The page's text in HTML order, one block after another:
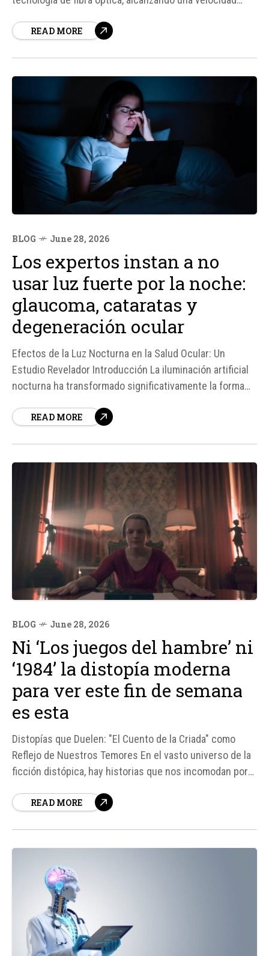
prueba de campo realizada por un equipo compuesto
READ MORE
BLOG June 28, 2026
Los expertos instan a no
usar luz fuerte por la noche:
glaucoma, cataratas y
degeneración ocular
Efectos de la Luz Nocturna en la Salud Ocular: Un
Estudio Revelador Introducción La iluminación artificial
nocturna ha transformado significativamente la forma
van más allá de la mera visión. Un estudio publicado en
READ MORE
BLOG June 28, 2026
Ni ‘Los juegos del hambre’ ni
‘1984’ la distopía moderna
para ver este fin de semana
es esta
Distopías que Duelen: "El Cuento de la Criada" como
Reflejo de Nuestros Temores En el vasto universo de la
ficción distópica, hay historias que nos incomodan por
realidad, aunque de manera exagerada o futurista. "El
READ MORE